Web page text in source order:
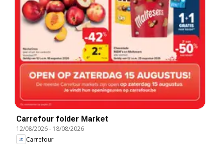
Carrefour folder Market
12/08/2026- 18/08/2026
Carrefour